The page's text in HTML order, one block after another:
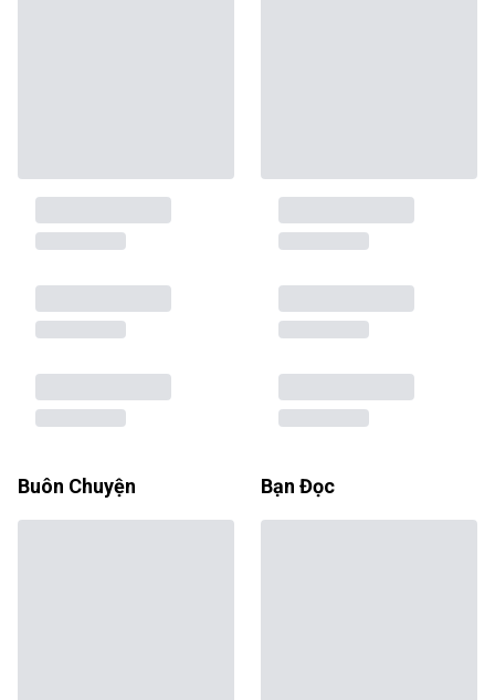
Buôn Chuyện Bạn Đọc